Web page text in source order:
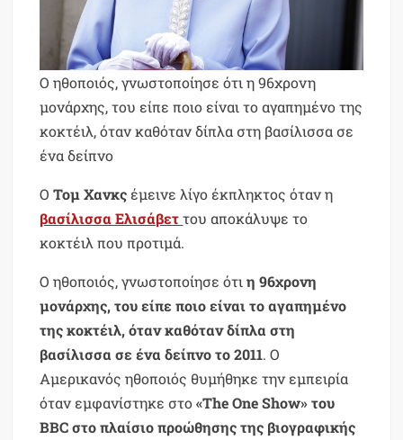
Ο ηθοποιός, γνωστοποίησε ότι η 96χρονη
μονάρχης, του είπε ποιο είναι το αγαπημένο της
κοκτέιλ, όταν καθόταν δίπλα στη βασίλισσα σε
ένα δείπνο
ΟΤομ Χανκςέμεινε λίγο έκπληκτος όταν η
βασίλισσα Ελισάβεττου αποκάλυψε το
κοκτέιλ που προτιμά.
Ο ηθοποιός, γνωστοποίησε ότιη 96χρονη
μονάρχης, του είπε ποιο είναι το αγαπημένο
της κοκτέιλ, όταν καθόταν δίπλα στη
βασίλισσα σε ένα δείπνο το 2011. Ο
Αμερικανός ηθοποιός θυμήθηκε την εμπειρία
όταν εμφανίστηκε στο«The One Show» του
BBC στο πλαίσιο προώθησης της βιογραφικής